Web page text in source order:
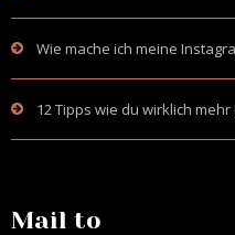
Wie mache ich meine
12 Tipps wie du wirklich
Mail to